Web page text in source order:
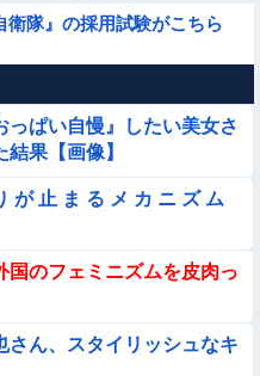
衛隊』の採用試験がこちら
ンス』が気持ち悪い🤮
ち どの娘を選ぶの？
高生「知らないオジさんに
ｗｗｗｗｗ
キング
っぱい自慢』したい美女さ
果【画像】
が 止 ま る メ カ ニ ズ ム
国のフェミニズムを皮肉っ
さん、スタイリッシュなキ